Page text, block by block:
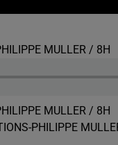
MULLER / 8H
MULLER / 8H
PHILIPPE